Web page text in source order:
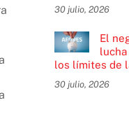
30 julio, 2026
El
los límites de
30 julio, 2026